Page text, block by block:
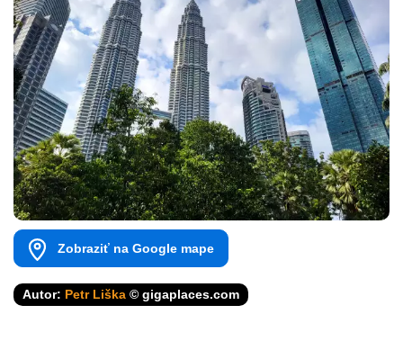
Zobraziť na Google mape
Autor: Petr Liška © gigaplaces.com